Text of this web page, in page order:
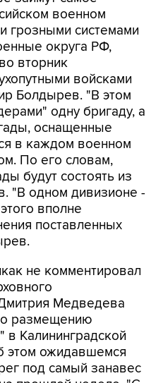
военном
грозными системами
округа РФ,
вторник
войсками
Болдырев. "В этом
одну бригаду, а
оснащенные
в каждом военном
По его словам,
будут состоять из
"В одном дивизионе -
вполне
поставленных
не комментировал
Медведева
размещению
в Калининградской
этом ожидавшемся
под самый занавес